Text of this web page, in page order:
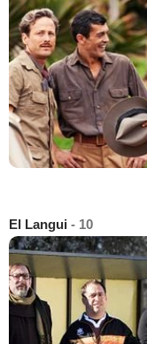
El Langui - 10